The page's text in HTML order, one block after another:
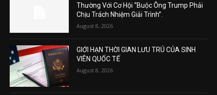
Thường Với Cơ Hội “Buộc Ông Trump Phải
Chịu Trách Nhiệm Giải Trình”.
August 8, 2026
GIỚI HẠN THỜI GIAN LƯU TRÚ CỦA SINH
VIÊN QUỐC TẾ
August 8, 2026